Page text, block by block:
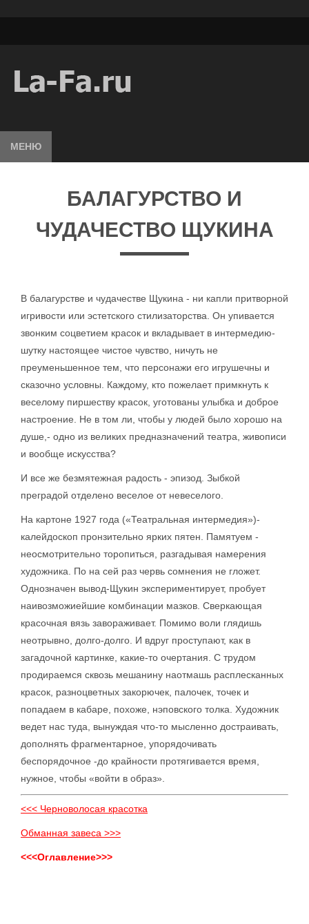
МЕНЮ
БАЛАГУРСТВО И
ЧУДАЧЕСТВО ЩУКИНА
В балагурстве и чудачестве Щукина - ни капли притворной
игривости или эстетского стилизаторства. Он упивается
звонким соцветием красок и вкладывает в интермедию-
шутку настоящее чистое чувство, ничуть не
преуменьшенное тем, что персонажи его игрушечны и
сказочно условны. Каждому, кто пожелает примкнуть к
веселому пиршеству красок, уготованы улыбка и доброе
настроение. Не в том ли, чтобы у людей было хорошо на
душе,- одно из великих предназначений театра, живописи
и вообще искусства?
И все же безмятежная радость - эпизод. Зыбкой
преградой отделено веселое от невеселого.
На картоне 1927 года («Театральная интермедия»)-
калейдоскоп пронзительно ярких пятен. Памятуем -
неосмотрительно торопиться, разгадывая намерения
художника. По на сей раз червь сомнения не гложет.
Однозначен вывод-Щукин экспериментирует, пробует
наивозможиейшие комбинации мазков. Сверкающая
красочная вязь завораживает. Помимо воли глядишь
неотрывно, долго-долго. И вдруг проступают, как в
загадочной картинке, какие-то очертания. С трудом
продираемся сквозь мешанину наотмашь расплесканных
красок, разноцветных закорючек, палочек, точек и
попадаем в кабаре, похоже, нэповского толка. Художник
ведет нас туда, вынуждая что-то мысленно достраивать,
дополнять фрагментарное, упорядочивать
беспорядочное -до крайности протягивается время,
нужное, чтобы «войти в образ».
<<< Черноволосая красотка
Обманная завеса >>>
<<<Оглавление>>>